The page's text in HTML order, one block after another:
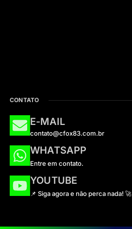
CONTATO
E-MAIL
contato@cfox83.com.br
WHATSAPP
Entre em contato.
YOUTUBE
📌 Siga agora e não perca nada! 🚀